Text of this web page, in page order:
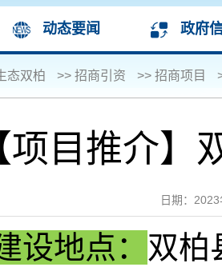
动态要闻 政府
态双柏 >> 招商引资 >> 招商项目
项目推介
日期：
设地点： 双柏